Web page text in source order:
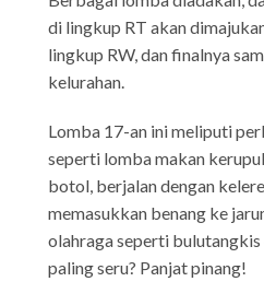
di lingkup RT akan
lingkup RW, dan finalnya
kelurahan.
Lomba 17-an ini meliputi
seperti lomba makan
botol, berjalan dengan
memasukkan benang ke
olahraga seperti bulutangkis
paling seru? Panjat pinang!